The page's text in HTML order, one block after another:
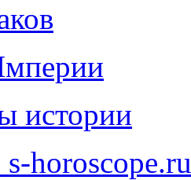
истории
horoscope.ru